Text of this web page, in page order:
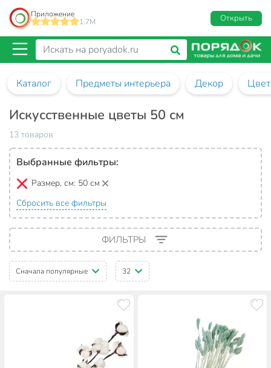
Приложение
1.7M
Открыть
Каталог Предметы интерьера Декор
Искусственные цветы 50 см
13 товаров
Выбранные фильтры:
Размер, см: 50 см
Сбросить все фильтры
ФИЛЬТРЫ
Сначала популярные 32